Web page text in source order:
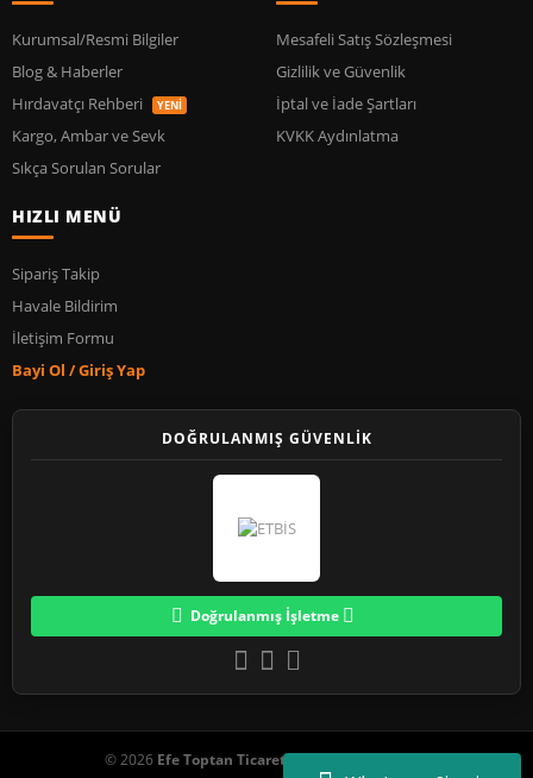
Kurumsal/Resmi Bilgiler
Blog & Haberler
Hırdavatçı Rehberi
YENİ
Kargo, Ambar ve Sevk
Sıkça Sorulan Sorular
Mesafeli Satış Sözleşmesi
Gizlilik ve Güvenlik
İptal ve İade Şartları
KVKK Aydınlatma
HIZLI MENÜ
Sipariş Takip
Havale Bildirim
İletişim Formu
Bayi Ol / Giriş Yap
DOĞRULANMIŞ GÜVENLİK
Doğrulanmış İşletme
© 2026 Efe Toptan Ticaret. Tüm Hakları Saklıdır.